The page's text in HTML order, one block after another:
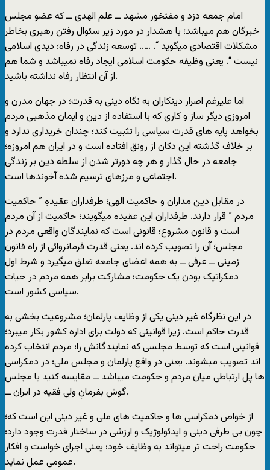
امام جمعه دزد و مفتخور مشهد ــ علم الهدی ــ که عضو مجلس
خبرگان هم میباشد؛ با هشدار در مورد زیر سئوال رفتن رهبری بخاطر
مشکلات اقتصادی میگوید “. ….. توسعه زندگی در رفاه؛ دیدی اسلامی
نیست “. یعنی وظیفه حکومت اسلامی ایجاد رفاه نمیباشد و شما هم
از آن انتظار رفاه نداشته باشید.
اما علیرغم اصرار دینکاران به نگاه دینی به قدرت؛ در جهان مدرن و
امروزی دیگر ساز و کاری که با استفاده از دین و ایمان مذهبی مردم
بخواهد پایه های قدرت سیاسی را تثبیت کند؛ چندان خریداری ندارد و
بر خلاف گذشته این دکان از رونق افتاده است و در ایران هم امروزه؛
جامعه در حال گذار و هر چه دورتر شدن از سلطه دین بر زندگی
اجتماعی و مرزهای ترسیم شده آخوندها است.
در مقابل دین مداران و حاکمیت الهی؛ طرفداران عقیدهِ ” حاکمیت
مردم ” قرار دارند. طرفداران این عقیده میگویند؛ حاکمیت از آن مردم
است و قانون مشروع؛ قانونی است که نمایندگان واقعی مردم در
مجلس؛ آن را تصویب کرده اند. یعنی قدرت فرمانروائی از راه قانون
زمینی ــ عرفی ــ به همه اعضای جامعه تعلق میگیرد و شرط اول
دمکراتیک بودن یک حکومت؛ مشارکت برابر همه مردم در حیات
سیاسی کشور است.
در این نظرگاه غیر دینی یکی از وظایف پارلمان؛ مشروعیت بخشی به
قدرت حاکم است. زیرا قوانینی که دولت برای اداره کشور بکار میبرد؛
قوانینی است که توسط مجلسی که نمایندگانش را؛ مردم انتخاب کرده
اند تصویب مبشوند. یعنی در واقع پارلمان و مجلس ملی؛ در دمکراسی
ها پل ارتباطی میان مردم و حکومت میباشد ــ مقایسه کنید با مجلس
گوش بفرمانِ ولی فقیه در ایران ــ.
از خواص دمکراسی ها و حاکمیت های ملی و غیر دینی این است که؛
چون بی طرفی دینی و ایدئولوژیک و ارزشی در ساختار قدرت وجود دارد؛
حکومت راحت تر میتواند به وظایف خود؛ یعنی اجرای خواست و افکار
عمومی عمل نماید.